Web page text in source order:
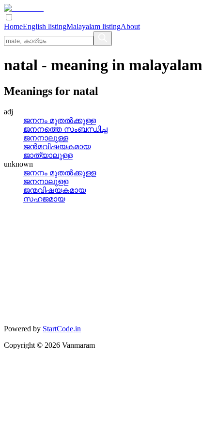
HomeEnglish listingMalayalam listingAbout
natal - meaning in malayalam
Meanings for natal
adj
ജനനം മുതല്‍ക്കുള്ള
ജനനത്തെ സംബന്ധിച്ച
ജനനാലുള്ള
ജന്‍മവിഷയകമായ
ജാത്യാലുള്ള
unknown
ജനനം മുതല്‍ക്കുളള
ജനനാലുളള
ജന്മവിഷയകമായ
സഹജമായ
Powered by StartCode.in
Copyright © 2026 Vanmaram